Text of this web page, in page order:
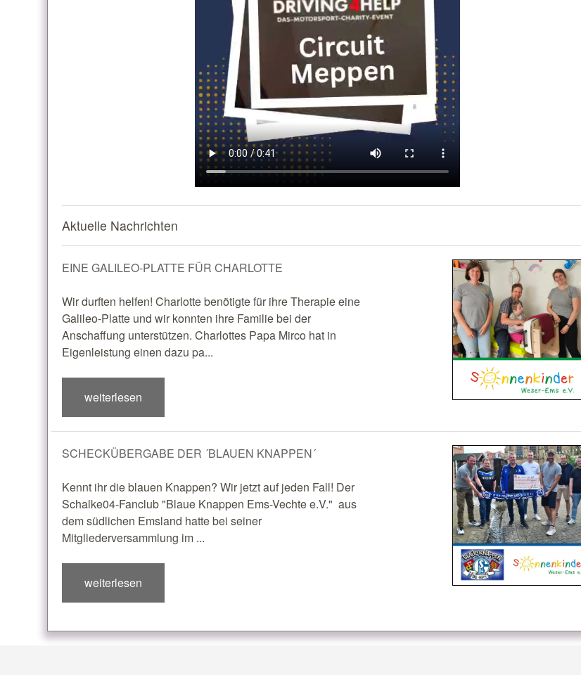
Aktuelle Nachrichten
EINE GALILEO-PLATTE FÜR CHARLOTTE
Wir durften helfen! Charlotte benötigte für ihre Therapie eine
Galileo-Platte und wir konnten ihre Familie bei der
Anschaffung unterstützen. Charlottes Papa Mirco hat in
Eigenleistung einen dazu pa...
weiterlesen
SCHECKÜBERGABE DER ´BLAUEN KNAPPEN´
Kennt ihr die blauen Knappen? Wir jetzt auf jeden Fall! Der
Schalke04-Fanclub "Blaue Knappen Ems-Vechte e.V." aus
dem südlichen Emsland hatte bei seiner
Mitgliederversammlung im ...
weiterlesen